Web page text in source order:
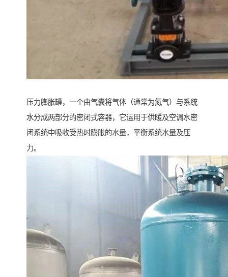
压力膨胀罐，一个由气囊将气体（通常为氮气）与系统
水分成两部分的密闭式容器，它运用于供暖及空调水密
闭系统中吸收受热时膨胀的水量，平衡系统水量及压
力。